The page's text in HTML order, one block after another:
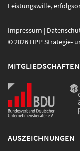
Leistungswille,
Impressum |
© 2026 HPP Strategie-
MITGLIEDSCHAFTEN
AUSZEICHNUNGEN